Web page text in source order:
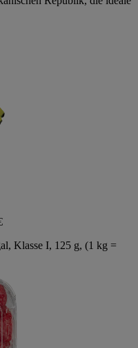
Klasse I, 125 g, (1 kg =